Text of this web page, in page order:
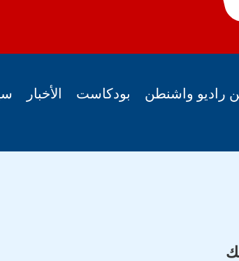
راديو واشنطن بودكاست الأخبار